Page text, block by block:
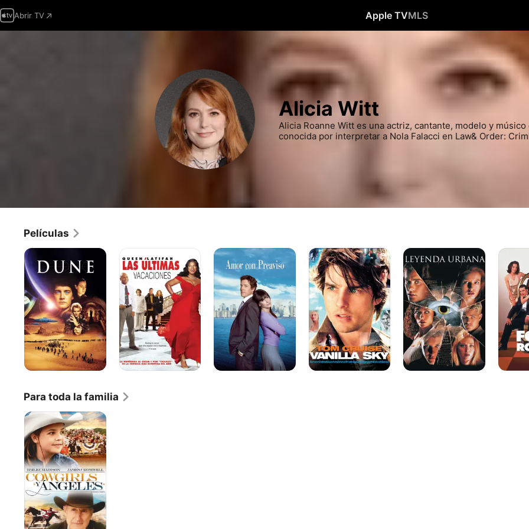
Abrir TV Apple TVMLS
Alicia Witt
Alicia Roanne Witt es una actriz, cantante, modelo y
conocida por interpretar a Nola Falacci en Law& Order:
Películas
Dune
últimas
vacaciones
Amor
con
Preaviso
Vanilla
Sky
Leyenda
urbana
Four
Rooms
Para toda la familia
Cowgirls
y
ángeles